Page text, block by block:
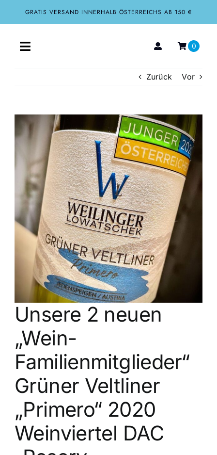
GRATIS VERSAND INNERHALB ÖSTERREICHS AB 150 €
Toggle
Aktuelles
Über uns
Shop
Tourismus
Kontakt
0
Zurück Vor
Zeige
grösseres
Unsere 2 neuen
„Wein-
Familienmitglieder“
Grüner Veltliner
„Primero“ 2020
Weinviertel DAC